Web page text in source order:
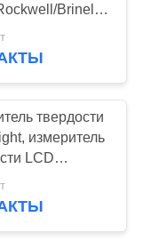
Brinell
твердости
измеритель
LCD
Leeb